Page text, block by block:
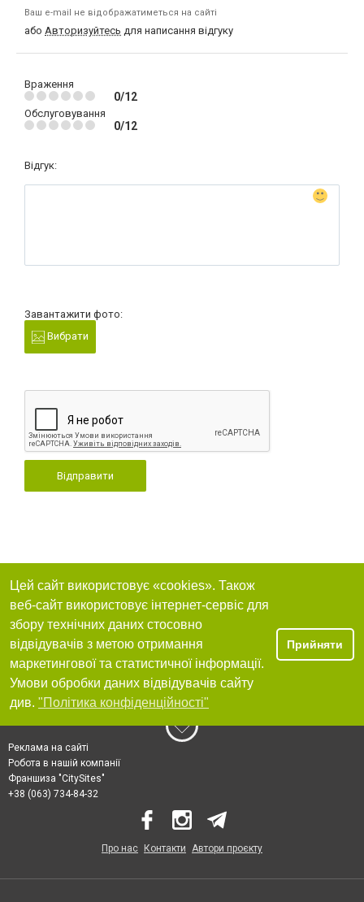
Ваш e-mail не відображатиметься на сайті
або Авторизуйтесь для написання відгуку
Враження
0/12
Обслуговування
0/12
Відгук:
Завантажити фото:
Вибрати
Відправити
Цей сайт використовує «cookies». Також
веб-сайт використовує інтернет-сервіс для
збору технічних даних стосовно
відвідувачів з метою отримання
маркетингової та статистичної інформації.
Умови обробки даних відвідувачів сайту
див. "Політика конфіденційності"
Прийняти
Реклама на сайті
Робота в нашій компанії
Франшиза "CitySites"
+38 (063) 734-84-32
Про нас Контакти Автори проєкту